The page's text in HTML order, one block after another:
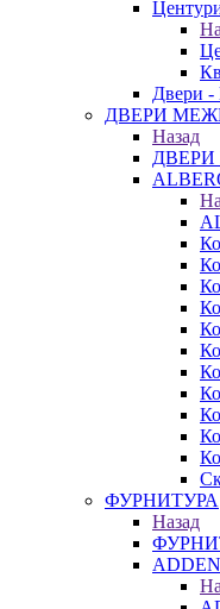
Двери -
ДВЕРИ
Назад
ФУРНИТУРА
Назад